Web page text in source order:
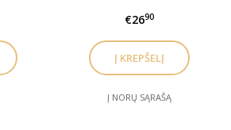
€2690
Į NORŲ SĄRAŠĄ